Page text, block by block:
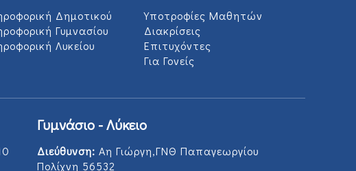
Δημοτικού
Γυμνασίου
Λυκείου
Υποτροφίες Μαθητών
Διακρίσεις
Επιτυχόντες
Για Γονείς
Γυμνάσιο - Λύκειο
Διεύθυνση: Αη Γιώργη,ΓΝΘ Παπαγεωργίου
Πολίχνη 56532